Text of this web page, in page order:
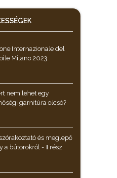
Internazionale del
Milano 2023
nem lehet egy
garnitúra olcsó?
és meglepő
a bútorokról - II rész